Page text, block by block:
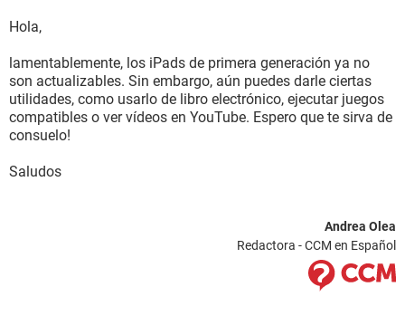
Hola,
lamentablemente, los iPads de primera generación ya no
son actualizables. Sin embargo, aún puedes darle ciertas
utilidades, como usarlo de libro electrónico, ejecutar juegos
compatibles o ver vídeos en YouTube. Espero que te sirva de
consuelo!
Saludos
Andrea Olea
Redactora - CCM en Español